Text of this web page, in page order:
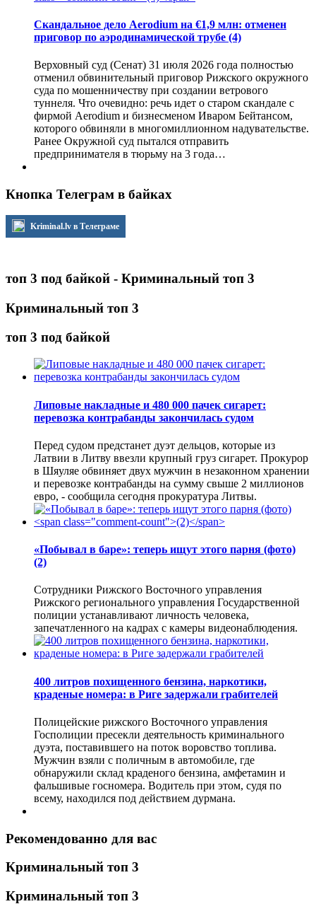
Скандальное дело Aerodium на €1,9 млн: отменен
приговор по аэродинамической трубе (4)
Верховный суд (Сенат) 31 июля 2026 года полностью
отменил обвинительный приговор Рижского окружного
суда по мошенничеству при создании ветрового
туннеля. Что очевидно: речь идет о старом скандале с
фирмой Aerodium и бизнесменом Иваром Бейтансом,
которого обвиняли в многомиллионном надувательстве.
Ранее Окружной суд пытался отправить
предпринимателя в тюрьму на 3 года…
Кнопка Телеграм в байках
Kriminal.lv в Телеграме
топ 3 под байкой - Криминальный топ 3
Криминальный топ 3
топ 3 под байкой
Липовые накладные и 480 000 пачек сигарет:
перевозка контрабанды закончилась судом
Перед судом предстанет дуэт дельцов, которые из
Латвии в Литву ввезли крупный груз сигарет. Прокурор
в Шяуляе обвиняет двух мужчин в незаконном хранении
и перевозке контрабанды на сумму свыше 2 миллионов
евро, - сообщила сегодня прокуратура Литвы.
«Побывал в баре»: теперь ищут этого парня (фото)
(2)
Сотрудники Рижского Восточного управления
Рижского регионального управления Государственной
полиции устанавливают личность человека,
запечатленного на кадрах с камеры видеонаблюдения.
400 литров похищенного бензина, наркотики,
краденые номера: в Риге задержали грабителей
Полицейские рижского Восточного управления
Госполиции пресекли деятельность криминального
дуэта, поставившего на поток воровство топлива.
Мужчин взяли с поличным в автомобиле, где
обнаружили склад краденого бензина, амфетамин и
фальшивые госномера. Водитель при этом, судя по
всему, находился под действием дурмана.
Рекомендованно для вас
Криминальный топ 3
Криминальный топ 3